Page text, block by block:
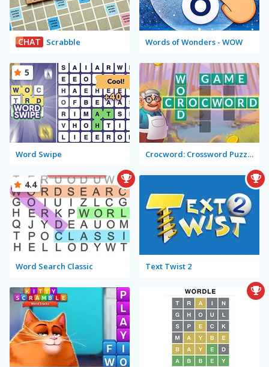
CHAT Scrabble Words of Wonders - WOW
Word Swipe
5
Crocword: Crossword Puzzle Game
Word Search Classic
4.4
Text Twist 2